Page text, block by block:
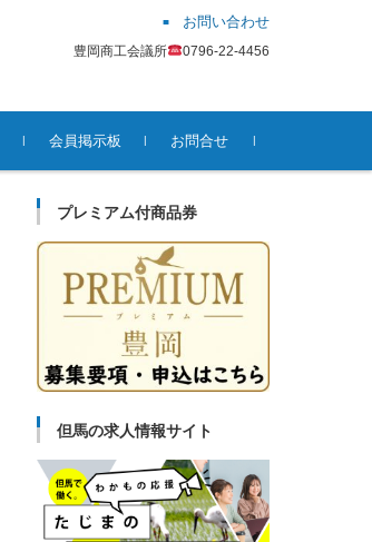
お問い合わせ
豊岡商工会議所 0796-22-4456
会員掲示板 お問合せ
プレミアム付商品券
但馬の求人情報サイト